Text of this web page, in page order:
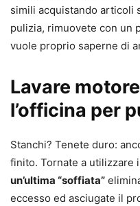
simili acquistando articoli
pulizia, rimuovete con un
vuole proprio saperne di
Lavare
l’officina per
Stanchi? Tenete duro:
finito. Tornate a utilizzare
un’ultima “soffiata”
eccesso ed asciugate il